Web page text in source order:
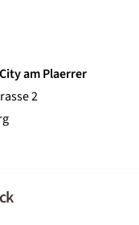
am Plaerrer
2